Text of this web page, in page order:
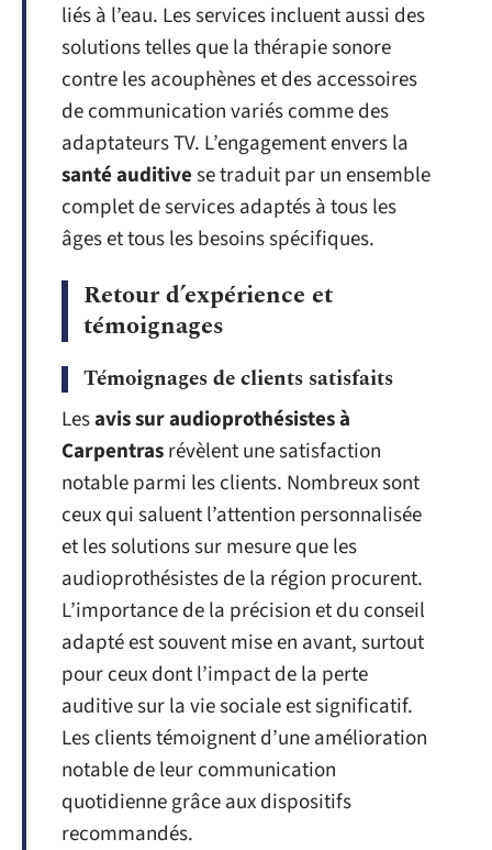
liés à l’eau. Les services incluent aussi des
solutions telles que la thérapie sonore
contre les acouphènes et des accessoires
de communication variés comme des
adaptateurs TV. L’engagement envers la
santé auditivese traduit par un ensemble
complet de services adaptés à tous les
âges et tous les besoins spécifiques.
Retour d’expérience et
témoignages
Témoignages de clients satisfaits
Lesavis sur audioprothésistes à
Carpentrasrévèlent une satisfaction
notable parmi les clients. Nombreux sont
ceux qui saluent l’attention personnalisée
et les solutions sur mesure que les
audioprothésistes de la région procurent.
L’importance de la précision et du conseil
adapté est souvent mise en avant, surtout
pour ceux dont l’impact de la perte
auditive sur la vie sociale est significatif.
Les clients témoignent d’une amélioration
notable de leur communication
quotidienne grâce aux dispositifs
recommandés.